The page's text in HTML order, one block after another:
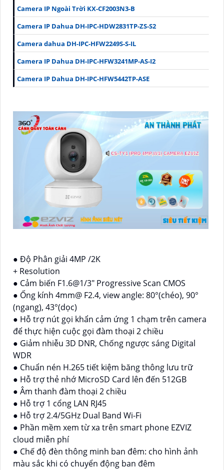
Camera IP Ngoài Trời KX-CF2003N3-B
Camera IP Dahua DH-IPC-HDW2831TP-ZS-S2
Camera dahua DH-IPC-HFW2249S-S-IL
Camera IP Dahua DH-IPC-HFW3241MP-AS-I2
Camera IP Dahua DH-IPC-HFW5442TP-ASE
● Độ Phân giải 4MP /2K
+ Resolution
● Cảm biến F1.6@1/3" Progressive Scan CMOS
● Ống kính 4mm@ F2.4, view angle: 80°(chéo), 90°
(ngang), 43°(dọc)
● Hỗ trợ nút gọi khẩn cảm ứng 1 chạm trên camera
để thực hiện cuộc gọi đàm thoại 2 chiều
● Giảm nhiễu 3D DNR, Chống ngược sáng Digital
WDR
● Chuẩn nén H.265 tiết kiệm băng thông lưu trữ
● Hỗ trợ thẻ nhớ MicroSD Card lên đến 512GB
● Âm thanh đàm thoại 2 chiều
● Hỗ trợ 1 cổng LAN RJ45
● Hỗ trợ 2.4/5GHz Dual Band Wi-Fi
● Phần mềm xem từ xa trên smart phone EZVIZ
cloud miễn phí
● Chế độ đèn thông minh ban đêm: cho hình ảnh
màu sắc khi có chuyển động ban đêm